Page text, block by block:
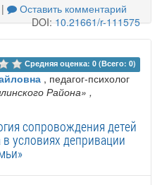
|
Оставить комментарий
DOI:10.21661/r-111575
Средняя оценка: 0 (Всего: 0)
, педагог-психолог
Района» ,
сопровождения детей
условиях депривации